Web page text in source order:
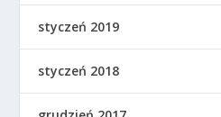
styczeń 2019
styczeń 2018